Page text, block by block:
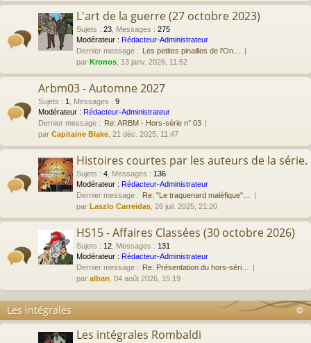
L'art de la guerre (27 octobre 2023)
Sujets : 23 Messages : 275
Modérateur : Rédacteur-Administrateur
Dernier message : Les petites pinailles de l'On…
par Kronos , 13 janv. 2026, 11:52
Arbm03 - Automne 2027
Sujets : 1 Messages : 9
Modérateur : Rédacteur-Administrateur
Dernier message : Re: ARBM - Hors-série n° 03
par Capitaine Blake , 21 déc. 2025, 11:47
Histoires courtes par les auteurs de la série.
Sujets : 4 Messages : 136
Modérateur : Rédacteur-Administrateur
Dernier message : Re: "Le traquenard maléfique"…
par Laszlo Carreidas , 26 juil. 2025, 21:20
HS15 - Affaires Classées (30 octobre 2026)
Sujets : 12 Messages : 131
Modérateur : Rédacteur-Administrateur
Dernier message : Re: Présentation du hors-séri…
par alban , 04 août 2026, 15:19
Les intégrales
Les intégrales Rombaldi